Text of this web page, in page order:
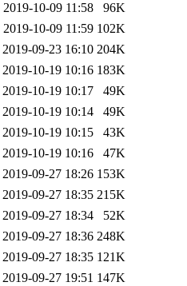
2019-10-09 11:58
96K
2019-10-09 11:59 102K
2019-09-23 16:10 204K
2019-10-19 10:16 183K
2019-10-19 10:17
49K
2019-10-19 10:14
49K
2019-10-19 10:15
43K
2019-10-19 10:16
47K
2019-09-27 18:26 153K
2019-09-27 18:35 215K
2019-09-27 18:34
52K
2019-09-27 18:36 248K
2019-09-27 18:35 121K
2019-09-27 19:51 147K